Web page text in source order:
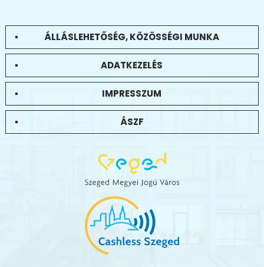
ÁLLÁSLEHETŐSÉG, KÖZÖSSÉGI MUNKA
ADATKEZELÉS
IMPRESSZUM
ÁSZF